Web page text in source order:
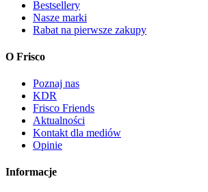
Bestsellery
Nasze marki
Rabat na pierwsze zakupy
O Frisco
Poznaj nas
KDR
Frisco Friends
Aktualności
Kontakt dla mediów
Opinie
Informacje